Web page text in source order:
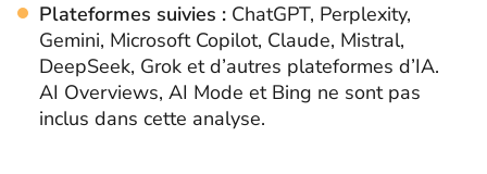
Plateformes suivies : ChatGPT, Perplexity,
Gemini, Microsoft Copilot, Claude, Mistral,
DeepSeek, Grok et d’autres plateformes d’IA.
AI Overviews, AI Mode et Bing ne sont pas
inclus dans cette analyse.